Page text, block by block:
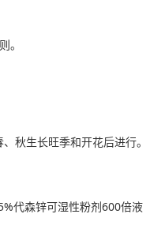
。
秋生长旺季和开花后进行。
代森锌可湿性粉剂600倍液